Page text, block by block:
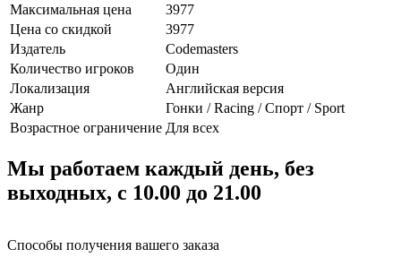
Максимальная цена
3977
Цена со скидкой
3977
Издатель
Codemasters
Количество игроков
Один
Локализация
Английская версия
Жанр
Гонки / Racing / Спорт / Sport
Возрастное ограничение Для всех
Мы работаем каждый день, без
выходных, с 10.00 до 21.00
Способы получения вашего заказа